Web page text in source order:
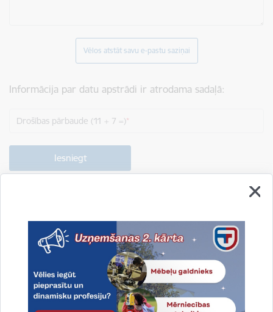
Vēlos atstāt savu e-pastu saziņai
Informācija par datu apstrādi ir atrodama sadaļā:
Drošības pārbaude (11 + 7 =)